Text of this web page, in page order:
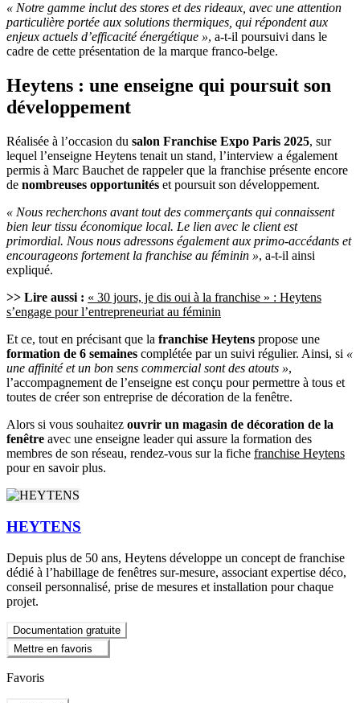
« Notre gamme inclut des stores et des rideaux, avec une attention
particulière portée aux solutions thermiques, qui répondent aux
enjeux actuels d’efficacité énergétique », a-t-il poursuivi dans le
cadre de cette présentation de la marque franco-belge.
Heytens : une enseigne qui poursuit son
développement
Réalisée à l’occasion du salon Franchise Expo Paris 2025, sur
lequel l’enseigne Heytens tenait un stand, l’interview a également
permis à Marc Bauchet de rappeler que la franchise présente encore
de nombreuses opportunités et poursuit son développement.
« Nous recherchons avant tout des commerçants qui connaissent
bien leur tissu économique local. Le lien avec le client est
primordial. Nous nous adressons également aux primo-accédants et
encourageons fortement la franchise au féminin », a-t-il ainsi
expliqué.
>> Lire aussi : « 30 jours, je dis oui à la franchise » : Heytens
s’engage pour l’entrepreneuriat au féminin
Et ce, tout en précisant que la franchise Heytens propose une
formation de 6 semaines complétée par un suivi régulier. Ainsi, si «
une affinité et un bon sens commercial sont des atouts »,
l’accompagnement de l’enseigne est conçu pour permettre à tous et
toutes de créer son entreprise de décoration de la fenêtre.
Alors si vous souhaitez ouvrir un magasin de décoration de la
fenêtre avec une enseigne leader qui assure la formation des
membres de son réseau, rendez-vous sur la fiche franchise Heytens
pour en savoir plus.
HEYTENS
Depuis plus de 50 ans, Heytens développe un concept de franchise
dédié à l’habillage de fenêtres sur-mesure, associant expertise déco,
conseil personnalisé, prise de mesures et installation pour chaque
projet.
Documentation gratuite
Mettre en favoris
Favoris